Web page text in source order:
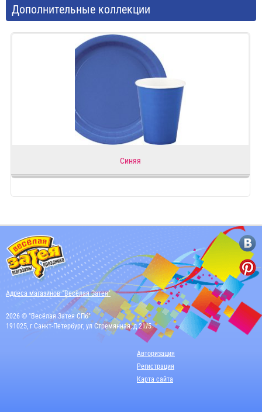
Дополнительные коллекции
Синяя
Адреса магазинов "Весёлая Затея"
2026 © "Весёлая Затея СПб"
191025, г Санкт-Петербург, ул Стремянная, д 21/5
Авторизация
Регистрация
Карта сайта